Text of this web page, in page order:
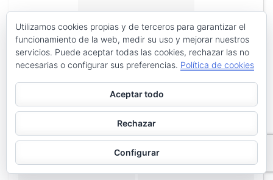
Utilizamos cookies propias y de terceros para garantizar el
funcionamiento de la web, medir su uso y mejorar nuestros
servicios. Puede aceptar todas las cookies, rechazar las no
necesarias o configurar sus preferencias. Política de cookies
Aceptar todo
Rechazar
Configurar